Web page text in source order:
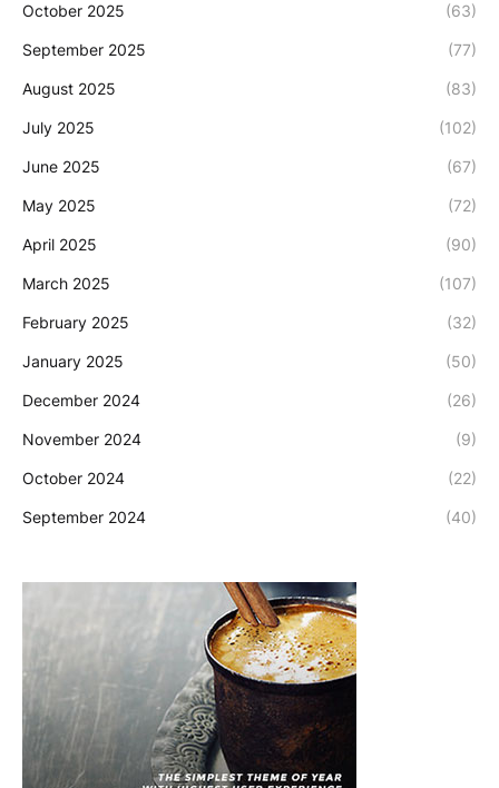
October 2025 (63)
September 2025 (77)
August 2025 (83)
July 2025 (102)
June 2025 (67)
May 2025 (72)
April 2025 (90)
March 2025 (107)
February 2025 (32)
January 2025 (50)
December 2024 (26)
November 2024 (9)
October 2024 (22)
September 2024 (40)